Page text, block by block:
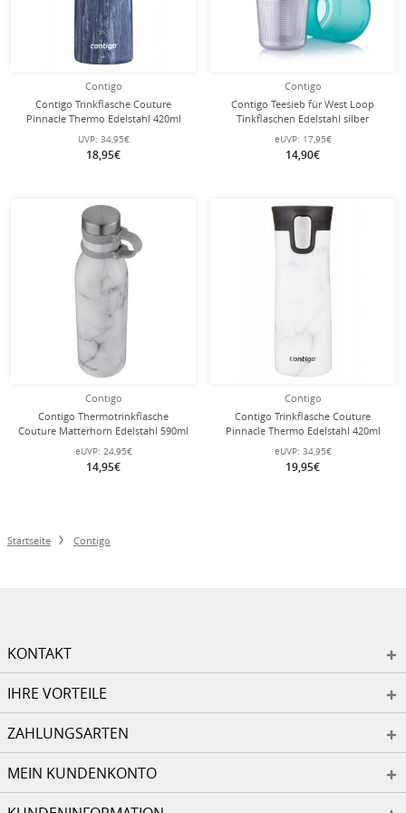
Contigo
Contigo Trinkflasche Couture
Pinnacle Thermo Edelstahl 420ml
blau
UVP: 34,95€
18,95€
Contigo
Contigo Teesieb für West Loop
Tinkflaschen Edelstahl silber
eUVP: 17,95€
14,90€
Contigo
Contigo Thermotrinkflasche
Couture Matterhorn Edelstahl 590ml
(hält stundenlang kalt/heiss) weiss
eUVP: 24,95€
14,95€
Contigo
Contigo Trinkflasche Couture
Pinnacle Thermo Edelstahl 420ml
weiss
eUVP: 34,95€
19,95€
Startseite Contigo
KONTAKT
IHRE VORTEILE
ZAHLUNGSARTEN
MEIN KUNDENKONTO